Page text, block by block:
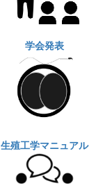
学会発表
生殖工学マニュアル